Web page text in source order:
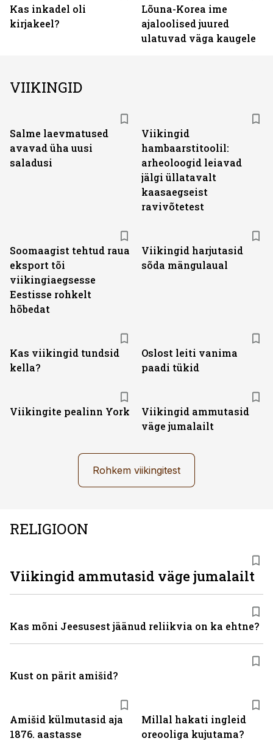
Kas inkadel oli
kirjakeel?
Lõuna-Korea ime
ajaloolised juured
ulatuvad väga kaugele
VIIKINGID
Salme laevmatused
avavad üha uusi
saladusi
Viikingid
hambaarstitoolil:
arheoloogid leiavad
jälgi üllatavalt
kaasaegseist
ravivõtetest
Soomaagist tehtud raua
eksport tõi
viikingiaegsesse
Eestisse rohkelt
hõbedat
Viikingid harjutasid
sõda mängulaual
Kas viikingid tundsid
kella?
Oslost leiti vanima
paadi tükid
Viikingite pealinn York
Viikingid ammutasid
väge jumalailt
Rohkem viikingitest
RELIGIOON
Amišid külmutasid aja
1876. aastasse
Millal hakati ingleid
oreooliga kujutama?
Viikingid ammutasid väge jumalailt
Kas mõni Jeesusest jäänud reliikvia on ka ehtne?
Kust on pärit amišid?